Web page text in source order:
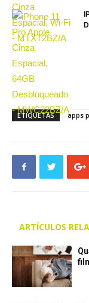
ETIQUETAS apps
ARTÍCULOS